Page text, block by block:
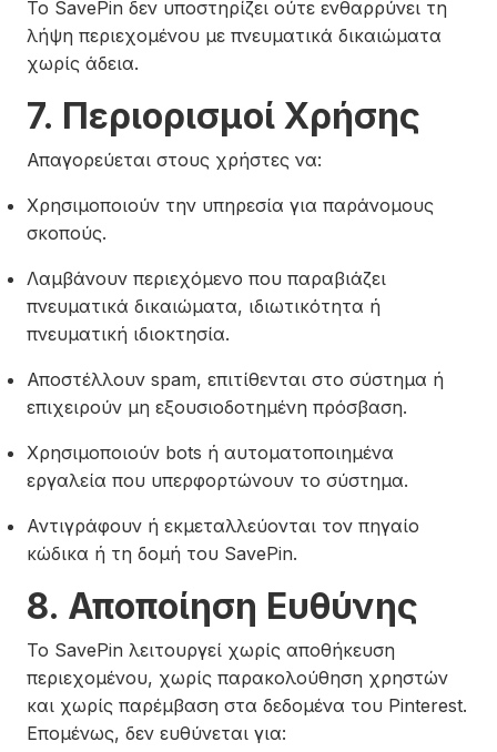
Το SavePin δεν υποστηρίζει ούτε ενθαρρύνει τη
λήψη περιεχομένου με πνευματικά δικαιώματα
χωρίς άδεια.
7. Περιορισμοί Χρήσης
Απαγορεύεται στους χρήστες να:
Χρησιμοποιούν την υπηρεσία για παράνομους
σκοπούς.
Λαμβάνουν περιεχόμενο που παραβιάζει
πνευματικά δικαιώματα, ιδιωτικότητα ή
πνευματική ιδιοκτησία.
Αποστέλλουν spam, επιτίθενται στο σύστημα ή
επιχειρούν μη εξουσιοδοτημένη πρόσβαση.
Χρησιμοποιούν bots ή αυτοματοποιημένα
εργαλεία που υπερφορτώνουν το σύστημα.
Αντιγράφουν ή εκμεταλλεύονται τον πηγαίο
κώδικα ή τη δομή του SavePin.
8. Αποποίηση Ευθύνης
Το SavePin λειτουργεί χωρίς αποθήκευση
περιεχομένου, χωρίς παρακολούθηση χρηστών
και χωρίς παρέμβαση στα δεδομένα του Pinterest.
Επομένως, δεν ευθύνεται για: